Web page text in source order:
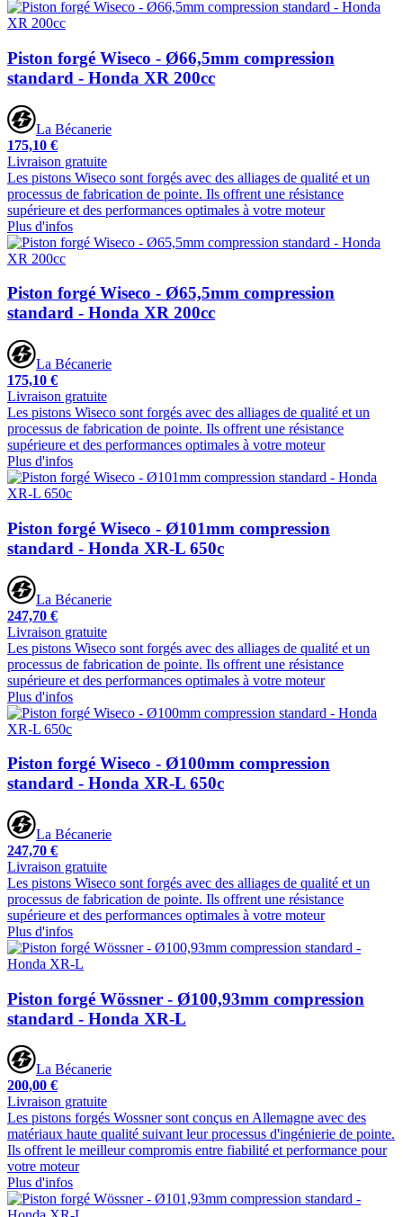
Piston forgé Wiseco - Ø66,5mm compression
standard - Honda XR 200cc
La Bécanerie
175,10 €
Livraison gratuite
Les pistons Wiseco sont forgés avec des alliages de qualité et un
processus de fabrication de pointe. Ils offrent une résistance
supérieure et des performances optimales à votre moteur
Plus d'infos
Piston forgé Wiseco - Ø65,5mm compression
standard - Honda XR 200cc
La Bécanerie
175,10 €
Livraison gratuite
Les pistons Wiseco sont forgés avec des alliages de qualité et un
processus de fabrication de pointe. Ils offrent une résistance
supérieure et des performances optimales à votre moteur
Plus d'infos
Piston forgé Wiseco - Ø101mm compression
standard - Honda XR-L 650c
La Bécanerie
247,70 €
Livraison gratuite
Les pistons Wiseco sont forgés avec des alliages de qualité et un
processus de fabrication de pointe. Ils offrent une résistance
supérieure et des performances optimales à votre moteur
Plus d'infos
Piston forgé Wiseco - Ø100mm compression
standard - Honda XR-L 650c
La Bécanerie
247,70 €
Livraison gratuite
Les pistons Wiseco sont forgés avec des alliages de qualité et un
processus de fabrication de pointe. Ils offrent une résistance
supérieure et des performances optimales à votre moteur
Plus d'infos
Piston forgé Wössner - Ø100,93mm compression
standard - Honda XR-L
La Bécanerie
200,00 €
Livraison gratuite
Les pistons forgés Wossner sont conçus en Allemagne avec des
matériaux haute qualité suivant leur processus d'ingénierie de pointe.
Ils offrent le meilleur compromis entre fiabilité et performance pour
votre moteur
Plus d'infos